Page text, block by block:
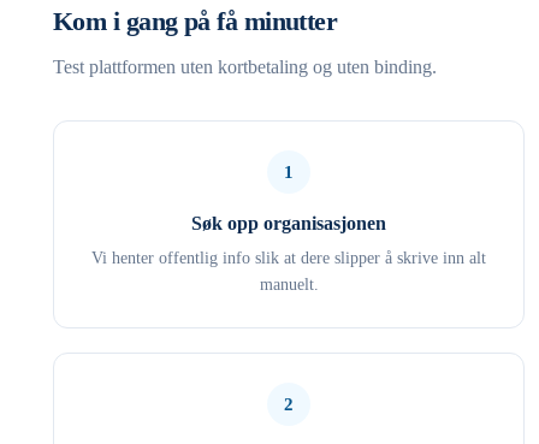
Kom i gang på få minutter
Test plattformen uten kortbetaling og uten binding.
1
Søk opp organisasjonen
Vi henter offentlig info slik at dere slipper å skrive inn alt
manuelt.
2